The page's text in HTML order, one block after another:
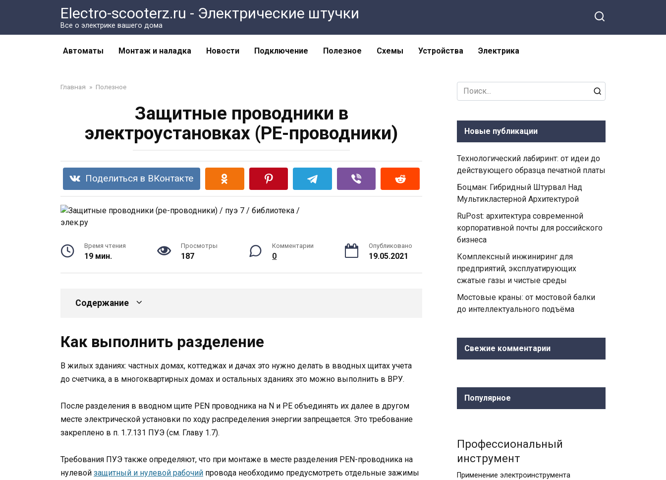
Electro-scooterz.ru - Электрические штучки
Все о электрике вашего дома
Автоматы Монтаж и наладка Новости Подключение Полезное Схемы Устройства Электрика
Главная » Полезное
Защитные проводники в
электроустановках (PE-проводники)
Поделиться в ВКонтакте
Время чтения
19 мин.
Просмотры
187
Комментарии
0
Опубликовано
19.05.2021
Содержание
Как выполнить разделение
В жилых зданиях: частных домах, коттеджах и дачах это нужно делать в вводных щитах учета
до счетчика, а в многоквартирных домах и остальных зданиях это можно выполнить в ВРУ.
После разделения в вводном щите PEN проводника на N и PE объединять их далее в другом
месте электрической установки по ходу распределения энергии запрещается. Это требование
закреплено в п. 1.7.131 ПУЭ (см. Главу 1.7).
Требования ПУЭ также определяют, что при монтаже в месте разделения PEN-проводника на
нулевой защитный и нулевой рабочий провода необходимо предусмотреть отдельные зажимы
Search
for:
Новые публикации
Технологический лабиринт: от идеи до
действующего образца печатной платы
Боцман: Гибридный Штурвал Над
Мультикластерной Архитектурой
RuPost: архитектура современной
корпоративной почты для российского
бизнеса
Комплексный инжиниринг для
предприятий, эксплуатирующих
сжатые газы и чистые среды
Мостовые краны: от мостовой балки
до интеллектуального подъёма
Свежие комментарии
Популярное
Профессиональный
инструмент
Применение электроинструмента